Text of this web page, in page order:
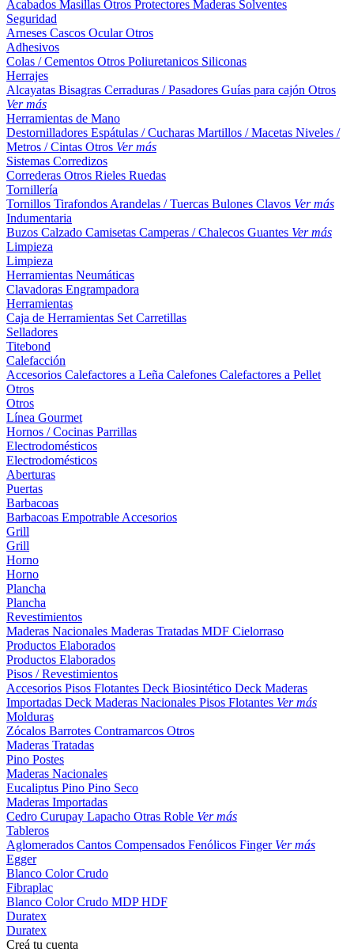
Acabados Masillas Otros Protectores Maderas Solventes
Seguridad
Arneses Cascos OcularOtros
Adhesivos
Colas / Cementos Otros Poliuretanicos Siliconas
Herrajes
Alcayatas Bisagras Cerraduras / Pasadores Guías para cajón Otros
Ver más
Herramientas de Mano
Destornilladores Espátulas / Cucharas Martillos / Macetas Niveles /
Metros / Cintas Otros Ver más
Sistemas Corredizos
Correderas Otros Rieles Ruedas
Tornillería
Tornillos Tirafondos Arandelas / Tuercas Bulones Clavos Ver más
Indumentaria
Buzos Calzado Camisetas Camperas / Chalecos Guantes Ver más
Limpieza
Limpieza
Herramientas Neumáticas
Clavadoras Engrampadora
Herramientas
Caja de Herramientas Set Carretillas
Selladores
Titebond
Calefacción
Accesorios Calefactores a Leña Calefones Calefactores a Pellet
Otros
Otros
Línea Gourmet
Hornos / Cocinas Parrillas
Electrodomésticos
Electrodomésticos
Aberturas
Puertas
Barbacoas
Barbacoas Empotrable Accesorios
Grill
Grill
Horno
Horno
Plancha
Plancha
Revestimientos
Maderas Nacionales Maderas Tratadas MDF Cielorraso
Productos Elaborados
Productos Elaborados
Pisos / Revestimientos
Accesorios Pisos Flotantes Deck Biosintético Deck Maderas
Importadas Deck Maderas Nacionales Pisos Flotantes Ver más
Molduras
Zócalos Barrotes Contramarcos Otros
Maderas Tratadas
Pino Postes
Maderas Nacionales
Eucaliptus Pino Pino Seco
Maderas Importadas
Cedro Curupay Lapacho Otras Roble Ver más
Tableros
Aglomerados Cantos Compensados Fenólicos Finger Ver más
Egger
Blanco ColorCrudo
Fibraplac
Blanco ColorCrudo MDPHDF
Duratex
Duratex
Creá tu cuenta